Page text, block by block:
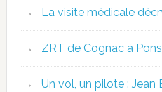
La visite médicale
ZRT de Cognac à
Un vol, un pilote : Jean